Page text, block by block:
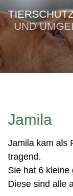
UND
Jamila
Jamila kam als
tragend.
Sie hat 6 kleine
Diese sind alle